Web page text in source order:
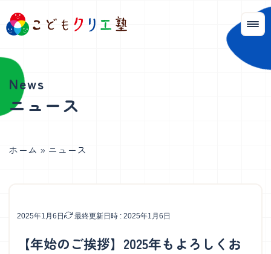
ニュース
ホーム » ニュース
2025年1月6日 最終更新日時 : 2025年1月6日
【年始のご挨拶】2025年もよろしくお